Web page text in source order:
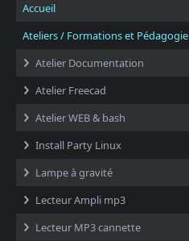
Accueil
Ateliers / Formations et Pédagogie
Atelier Documentation
Atelier Freecad
Atelier WEB & bash
Install Party Linux
Lampe à gravité
Lecteur Ampli mp3
Lecteur MP3 cannette